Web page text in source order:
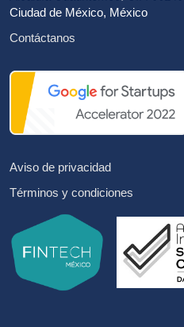
Ciudad de México, México
Contáctanos
Aviso de privacidad
Términos y condiciones